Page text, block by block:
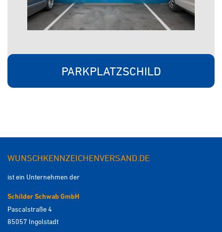
PARKPLATZSCHILD
WUNSCHKENNZEICHENVERSAND.DE
ist ein Unternehmen der
Schilder Schwab GmbH
Pascalstraße 4
85057 Ingolstadt